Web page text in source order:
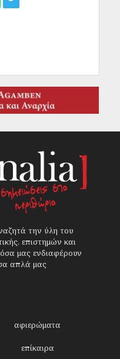
την ύλη του
επιστημών και
μας ενδιαφέρουν
απλά μας
αφιερώματα
επίκαιρα